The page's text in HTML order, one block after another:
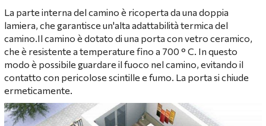
La parte interna del camino è ricoperta da una doppia
lamiera, che garantisce un'alta adattabilità termica del
camino.Il camino è dotato di una porta con vetro ceramico,
che è resistente a temperature fino a 700 ° C. In questo
modo è possibile guardare il fuoco nel camino, evitando il
contatto con pericolose scintille e fumo. La porta si chiude
ermeticamente.